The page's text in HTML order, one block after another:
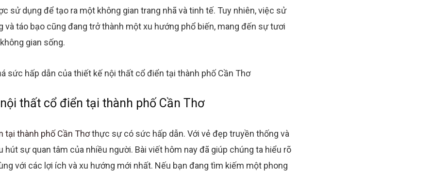
sử dụng để tạo ra một không gian trang nhã và tinh tế. Tuy nhiên, việc sử
và táo bạo cũng đang trở thành một xu hướng phổ biến, mang đến sự tươi
gian sống.
thất cổ điển tại thành phố Cần Thơ
tại thành phố Cần Thơthực sự có sức hấp dẫn. Với vẻ đẹp truyền thống và
hút sự quan tâm của nhiều người. Bài viết hôm nay đã giúp chúng ta hiểu rõ
với các lợi ích và xu hướng mới nhất. Nếu bạn đang tìm kiếm một phong